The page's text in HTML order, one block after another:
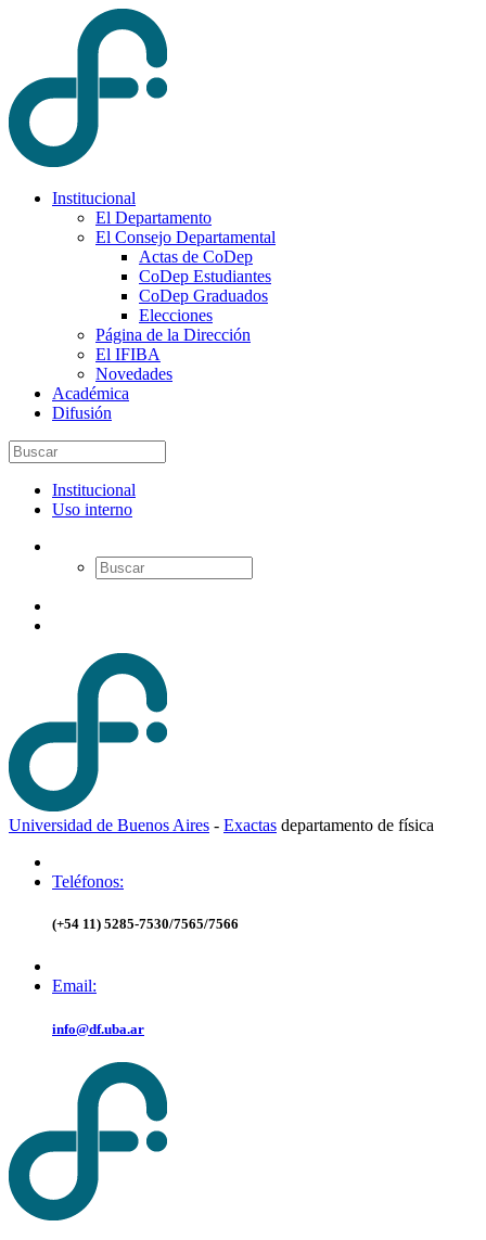
Institucional
El Departamento
El Consejo Departamental
Actas de CoDep
CoDep Estudiantes
CoDep Graduados
Elecciones
Página de la Dirección
El IFIBA
Novedades
Académica
Difusión
Institucional
Uso interno
Universidad de Buenos Aires - Exactas departamento de física
Teléfonos:
(+54 11) 5285-7530/7565/7566
Email:
info@df.uba.ar